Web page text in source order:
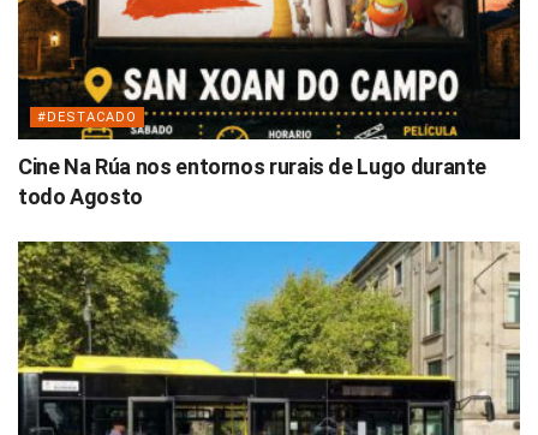
#DESTACADO
Cine Na Rúa nos entornos rurais de Lugo durante
todo Agosto